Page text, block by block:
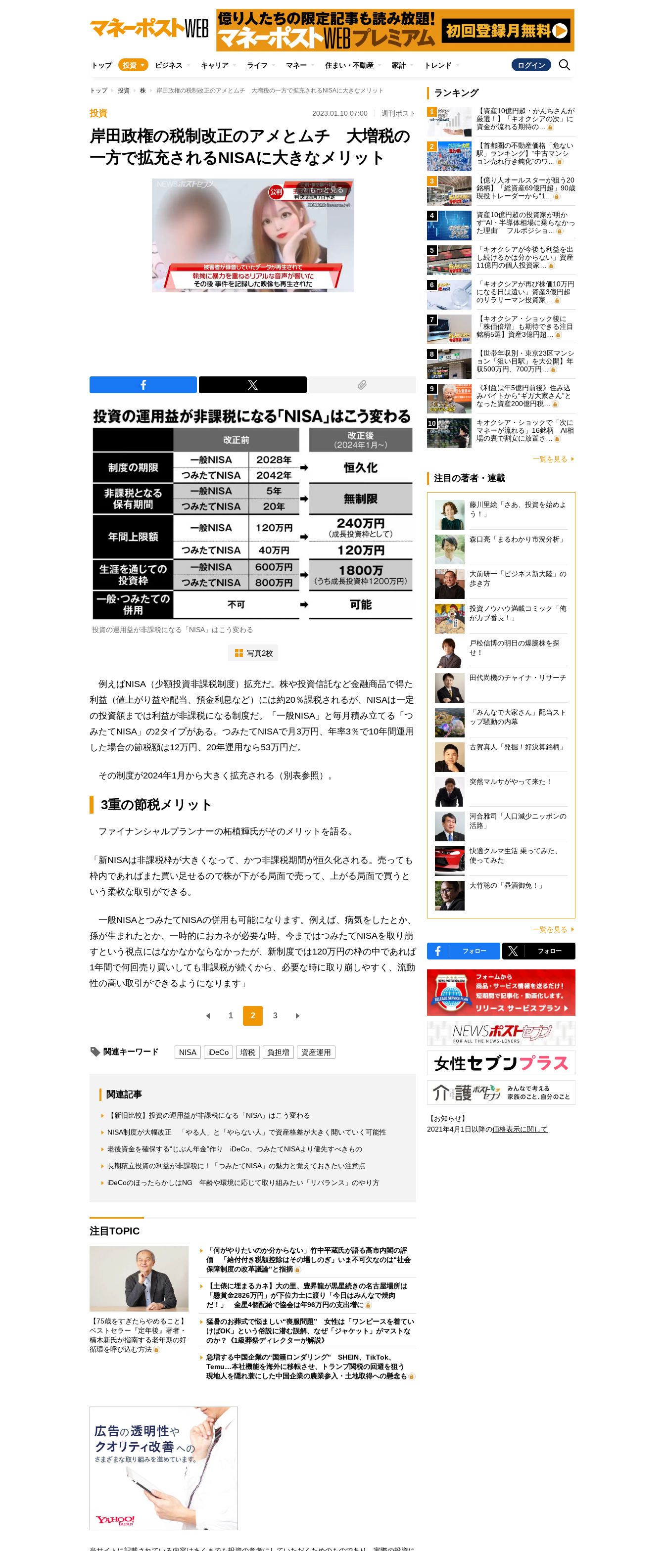
トップ 投資 ビジネス キャリア ライフ マネー 住まい・不動産 家計 トレンド ログイン
トップ 投資 株 岸田政権の税制改正のアメとムチ 大増税の一方で拡充されるNISAに大きなメリット
投資 2023.01.10 07:00 週刊ポスト
岸田政権の税制改正のアメとムチ 大増税の
一方で拡充されるNISAに大きなメリット
arrow_forward_ios もっと見る
投資の運用益が非課税になる「NISA」はこう変わる
写真2枚
例えばNISA（少額投資非課税制度）拡充だ。株や投資信託など金融商品で得た
利益（値上がり益や配当、預金利息など）には約20％課税されるが、NISAは一定
の投資額までは利益が非課税になる制度だ。「一般NISA」と毎月積み立てる「つ
みたてNISA」の2タイプがある。つみたてNISAで月3万円、年率3％で10年間運用
した場合の節税額は12万円、20年運用なら53万円だ。
その制度が2024年1月から大きく拡充される（別表参照）。
3重の節税メリット
ファイナンシャルプランナーの柘植輝氏がそのメリットを語る。
「新NISAは非課税枠が大きくなって、かつ非課税期間が恒久化される。売っても
枠内であればまた買い足せるので株が下がる局面で売って、上がる局面で買うと
いう柔軟な取引ができる。
一般NISAとつみたてNISAの併用も可能になります。例えば、病気をしたとか、
孫が生まれたとか、一時的におカネが必要な時、今まではつみたてNISAを取り崩
すという視点にはなかなかならなかったが、新制度では120万円の枠の中であれば
1年間で何回売り買いしても非課税が続くから、必要な時に取り崩しやすく、流動
性の高い取引ができるようになります」
1 2 3
関連キーワード NISA iDeCo 増税 負担増 資産運用
関連記事
【新旧比較】投資の運用益が非課税になる「NISA」はこう変わる
NISA制度が大幅改正 「やる人」と「やらない人」で資産格差が大きく開いていく可能性
老後資金を確保する“じぶん年金”作り iDeCo、つみたてNISAより優先すべきもの
長期積立投資の利益が非課税に！「つみたてNISA」の魅力と覚えておきたい注意点
iDeCoのほったらかしはNG 年齢や環境に応じて取り組みたい「リバランス」のやり方
注目TOPIC
【75歳をすぎたらやめること】
ベストセラー『定年後』著者・
楠木新氏が指南する老年期の好
循環を呼び込む方法
「何がやりたいのか分からない」竹中平蔵氏が語る高市内閣の評
価 「給付付き税額控除はその場しのぎ」いま不可欠なのは“社会
保障制度の改革議論”と指摘
【土俵に埋まるカネ】大の里、豊昇龍が黒星続きの名古屋場所は
「懸賞金2826万円」が下位力士に渡り「今日はみんなで焼肉
だ！」 金星4個配給で協会は年96万円の支出増に
猛暑のお葬式で悩ましい“喪服問題” 女性は「ワンピースを着てい
けばOK」という俗説に潜む誤解、なぜ「ジャケット」がマストな
のか？《1級葬祭ディレクターが解説》
急増する中国企業の“国籍ロンダリング” SHEIN、TikTok、
Temu…本社機能を海外に移転させ、トランプ関税の回避を狙う
現地人を隠れ蓑にした中国企業の農業参入・土地取得への懸念も
ランキング
1
【資産10億円超・かんちさんが
厳選！】「キオクシアの次」に
資金が流れる期待の…
2
【首都圏の不動産価格「危ない
駅」ランキング】“中古マンシ
ョン売れ行き鈍化”のワ…
3
【億り人オールスターが狙う20
銘柄】「総資産69億円超」90歳
現役トレーダーから“1…
4
資産10億円超の投資家が明か
す“AI・半導体相場に乗らなかっ
た理由” フルポジショ…
5
「キオクシアが今後も利益を出
し続けるかは分からない」資産
11億円の個人投資家…
6
「キオクシアが再び株価10万円
になる日は遠い」資産3億円超
のサラリーマン投資家…
7
【キオクシア・ショック後に
「株価倍増」も期待できる注目
銘柄5選】資産3億円超…
8
【世帯年収別・東京23区マンシ
ョン「狙い目駅」を大公開】年
収500万円、700万円…
9
《利益は年5億円前後》住み込
みバイトから“ギガ大家さん”と
なった資産200億円税…
10
キオクシア・ショックで「次に
マネーが流れる」16銘柄 AI相
場の裏で割安に放置さ…
一覧を見る
注目の著者・連載
藤川里絵「さあ、投資を始めよ
う！」
森口亮「まるわかり市況分析」
大前研一「ビジネス新大陸」の
歩き方
投資ノウハウ満載コミック「俺
がカブ番長！」
戸松信博の明日の爆騰株を探
せ！
田代尚機のチャイナ・リサーチ
「みんなで大家さん」配当スト
ップ騒動の内幕
古賀真人「発掘！好決算銘柄」
突然マルサがやって来た！
河合雅司「人口減少ニッポンの
活路」
快適クルマ生活 乗ってみた、
使ってみた
大竹聡の「昼酒御免！」
一覧を見る
フォロー フォロー
【お知らせ】
2021年4月1日以降の価格表示に関して